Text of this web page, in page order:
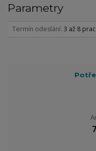
Parametry
Termín odeslání 3 až 8